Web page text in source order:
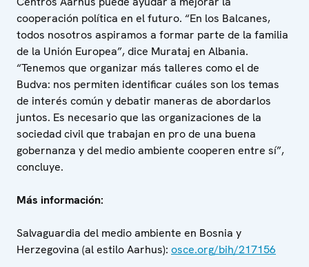
cooperación política en el futuro. “En los Balcanes,
todos nosotros aspiramos a formar parte de la familia
de la Unión Europea”, dice Murataj en Albania.
“Tenemos que organizar más talleres como el de
Budva: nos permiten identificar cuáles son los temas
de interés común y debatir maneras de abordarlos
juntos. Es necesario que las organizaciones de la
sociedad civil que trabajan en pro de una buena
gobernanza y del medio ambiente cooperen entre sí”,
concluye.
Más información:
Salvaguardia del medio ambiente en Bosnia y
Herzegovina (al estilo Aarhus): osce.org/bih/217156